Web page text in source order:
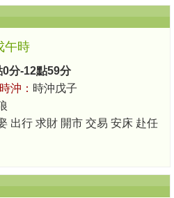
午時
分-12點59分
時沖： 時沖戊子
出行 求財 開市 交易 安床 赴任